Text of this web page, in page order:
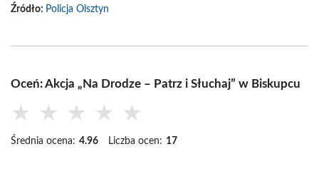
Źródło: Policja Olsztyn
Oceń: Akcja „Na Drodze – Patrz i Słuchaj” w Biskupcu
★ ★ ★ ★ ★
Średnia ocena: 4.96 Liczba ocen: 17